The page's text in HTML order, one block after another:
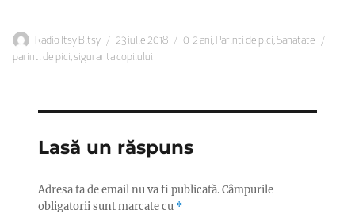
Autor
Radio Itsy Bitsy
Publicat
pe
23 iulie 2018 Categorii
0-2 ani, Parinti de pici,Sanatate
parinti de pici, siguranta copilului
Lasă un răspuns
Adresa ta de email nu va fi publicată.Câmpurile
obligatorii sunt marcate cu *